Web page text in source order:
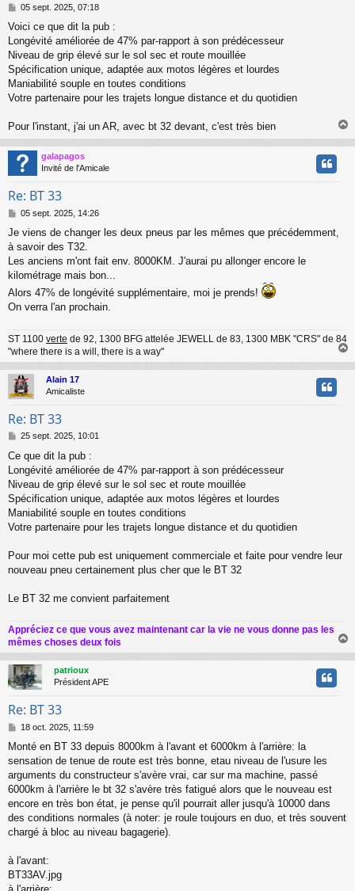
M
s
s
a
g
05 sept. 2025, 07:18
Voici ce que dit la pub :
Longévité améliorée de 47% par-rapport à son prédécesseur
Niveau de grip élevé sur le sol sec et route mouillée
Spécification unique, adaptée aux motos légères et lourdes
Maniabilité souple en toutes conditions
Votre partenaire pour les trajets longue distance et du quotidien
Pour l'instant, j'ai un AR, avec bt 32 devant, c'est très bien
a
u
galapagos
Invité de l'Amicale
Re: BT 33
M
s
s
a
g
05 sept. 2025, 14:26
Je viens de changer les deux pneus par les mêmes que précédemment,
à savoir des T32.
Les anciens m'ont fait env. 8000KM. J'aurai pu allonger encore le
kilométrage mais bon...
Alors 47% de longévité supplémentaire, moi je prends!
On verra l'an prochain.
ST 1100 verte de 92, 1300 BFG attelée JEWELL de 83, 1300 MBK "CRS" de 84
"where there is a will, there is a way"
a
u
Alain 17
Amicaliste
Re: BT 33
M
s
s
a
g
25 sept. 2025, 10:01
Ce que dit la pub :
Longévité améliorée de 47% par-rapport à son prédécesseur
Niveau de grip élevé sur le sol sec et route mouillée
Spécification unique, adaptée aux motos légères et lourdes
Maniabilité souple en toutes conditions
Votre partenaire pour les trajets longue distance et du quotidien
Pour moi cette pub est uniquement commerciale et faite pour vendre leur
nouveau pneu certainement plus cher que le BT 32
Le BT 32 me convient parfaitement
Appréciez ce que vous avez maintenant car la vie ne vous donne pas les
mêmes choses deux fois
a
u
patrioux
Président APE
Re: BT 33
M
s
s
a
g
18 oct. 2025, 11:59
Monté en BT 33 depuis 8000km à l'avant et 6000km à l'arrière: la
sensation de tenue de route est très bonne, etau niveau de l'usure les
arguments du constructeur s'avère vrai, car sur ma machine, passé
6000km à l'arrière le bt 32 s'avère très fatigué alors que le nouveau est
encore en très bon état, je pense qu'il pourrait aller jusqu'à 10000 dans
des conditions normales (à noter: je roule toujours en duo, et très souvent
chargé à bloc au niveau bagagerie).
à l'avant:
BT33AV.jpg